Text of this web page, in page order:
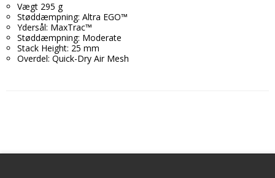
Vægt 295 g
Støddæmpning: Altra EGO™
Ydersål: MaxTrac™
Støddæmpning: Moderate
Stack Height: 25 mm
Overdel: Quick-Dry Air Mesh